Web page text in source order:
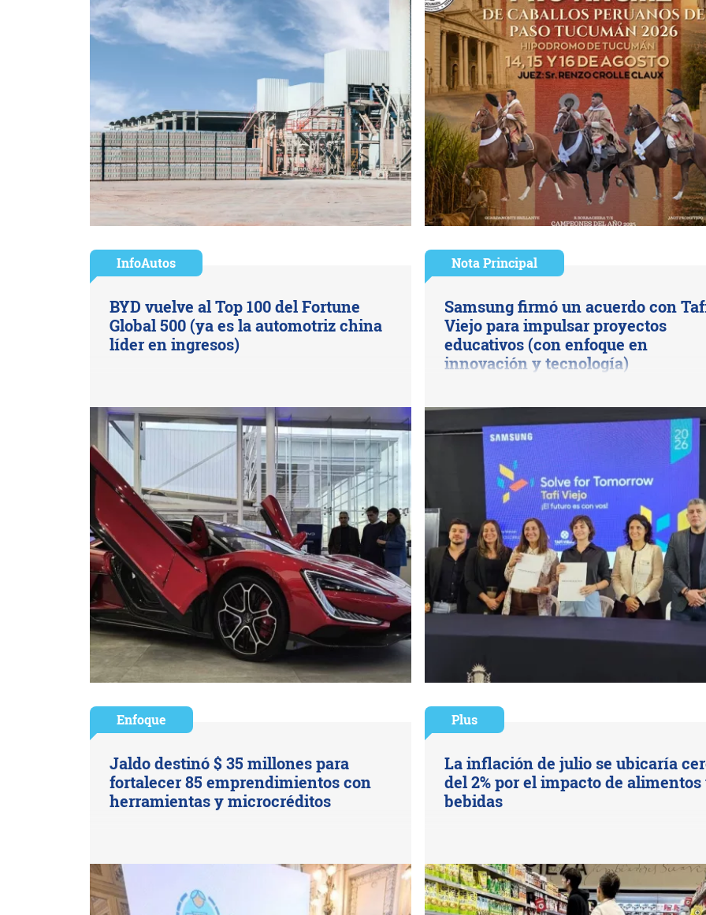
InfoAutos
BYD vuelve al Top 100 del Fortune
Global 500 (ya es la automotriz china
líder en ingresos)
Nota Principal
Samsung firmó un acuerdo con
Viejo para impulsar proyectos
educativos (con enfoque en
innovación y tecnología)
Enfoque
Jaldo destinó $ 35 millones para
fortalecer 85 emprendimientos con
herramientas y microcréditos
Plus
La inflación de julio se ubicaría
del 2% por el impacto de alimentos
bebidas